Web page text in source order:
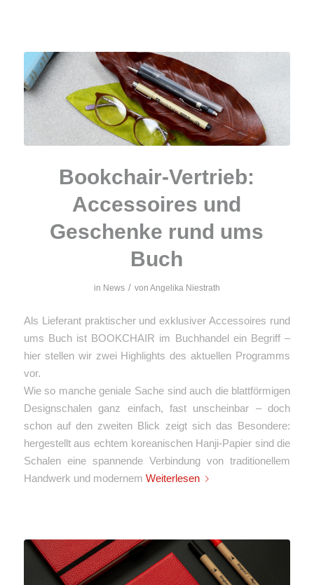
Bookchair-Vertrieb:
Accessoires und
Geschenke rund ums
Buch
in News / von Angelika Niestrath
Als Lieferant praktischer und exklusiver Accessoires rund
ums Buch ist BOOKCHAIR im Buchhandel ein Begriff –
hier stellen wir zwei Highlights des aktuellen Programms
vor.
Wie so manche geniale Sache sind auch die blattförmigen
Designschalen ganz einfach, fast unscheinbar – doch
schon auf den zweiten Blick zeigt sich das Besondere:
hergestellt aus echtem koreanischen Hanji-Papier sind die
Schalen eine spannende Verbindung von traditionellem
Handwerk und modernem Weiterlesen